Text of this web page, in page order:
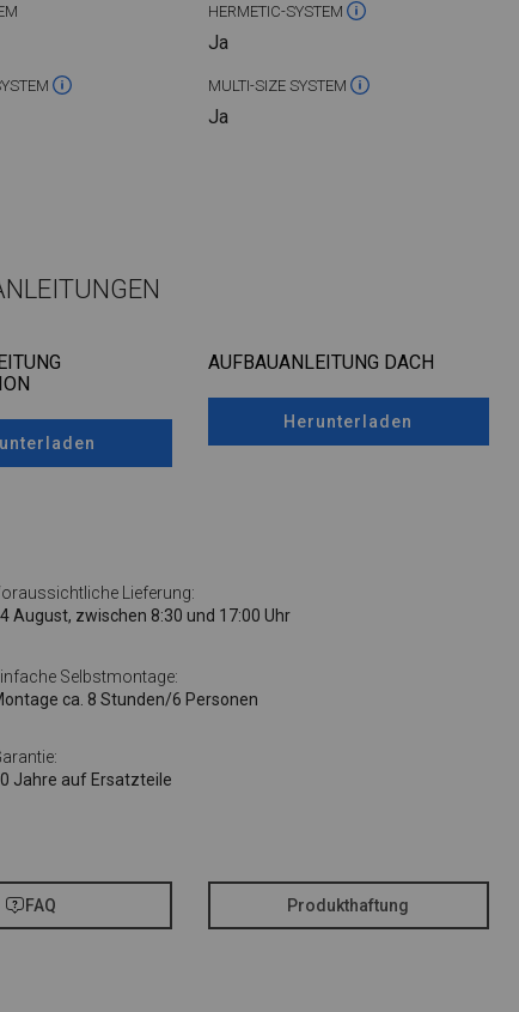
HERMETIC-SYSTEM
Ja
MULTI-SIZE SYSTEM
Ja
AUFBAUANLEITUNG DACH
Herunterladen
Lieferung:
August, zwischen 8:30 und 17:00 Uhr
Selbstmontage:
ca. 8 Stunden/6 Personen
Jahre auf Ersatzteile
FAQ Produkthaftung